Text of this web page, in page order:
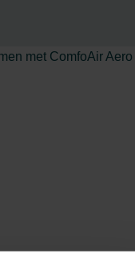
met ComfoAir